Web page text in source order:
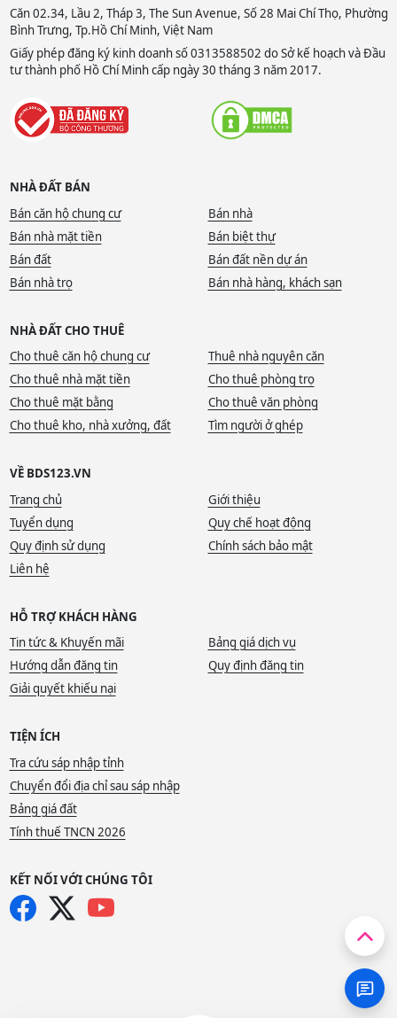
Căn 02.34, Lầu 2, Tháp 3, The Sun Avenue, Số 28 Mai Chí Thọ, Phường
Bình Trưng, Tp.Hồ Chí Minh, Việt Nam
Giấy phép đăng ký kinh doanh số 0313588502 do Sở kế hoạch và Đầu
tư thành phố Hồ Chí Minh cấp ngày 30 tháng 3 năm 2017.
NHÀ ĐẤT BÁN
Bán căn hộ chung cư
Bán nhà
Bán nhà mặt tiền
Bán biệt thự
Bán đất
Bán đất nền dự án
Bán nhà trọ
Bán nhà hàng, khách sạn
NHÀ ĐẤT CHO THUÊ
Cho thuê căn hộ chung cư
Thuê nhà nguyên căn
Cho thuê nhà mặt tiền
Cho thuê phòng trọ
Cho thuê mặt bằng
Cho thuê văn phòng
Cho thuê kho, nhà xưởng, đất
Tìm người ở ghép
VỀ BDS123.VN
Trang chủ
Giới thiệu
Tuyển dụng
Quy chế hoạt động
Quy định sử dụng
Chính sách bảo mật
Liên hệ
HỖ TRỢ KHÁCH HÀNG
Tin tức & Khuyến mãi
Bảng giá dịch vụ
Hướng dẫn đăng tin
Quy định đăng tin
Giải quyết khiếu nại
TIỆN ÍCH
Tra cứu sáp nhập tỉnh
Chuyển đổi địa chỉ sau sáp nhập
Bảng giá đất
Tính thuế TNCN 2026
KẾT NỐI VỚI CHÚNG TÔI